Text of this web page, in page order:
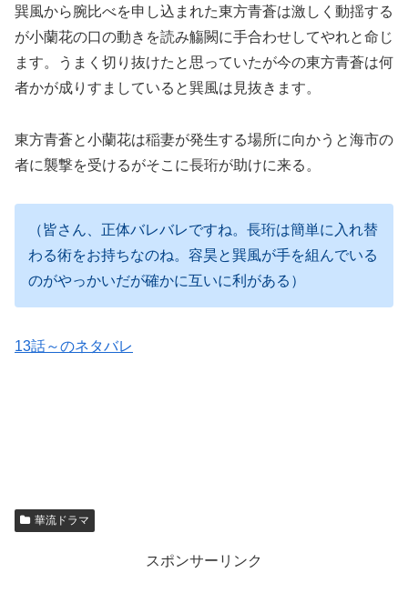
巽風から腕比べを申し込まれた東方青蒼は激しく動揺する
が小蘭花の口の動きを読み觴闕に手合わせしてやれと命じ
ます。うまく切り抜けたと思っていたが今の東方青蒼は何
者かが成りすましていると巽風は見抜きます。
東方青蒼と小蘭花は稲妻が発生する場所に向かうと海市の
者に襲撃を受けるがそこに長珩が助けに来る。
（皆さん、正体バレバレですね。長珩は簡単に入れ替
わる術をお持ちなのね。容昊と巽風が手を組んでいる
のがやっかいだが確かに互いに利がある）
13話～のネタバレ
華流ドラマ
スポンサーリンク